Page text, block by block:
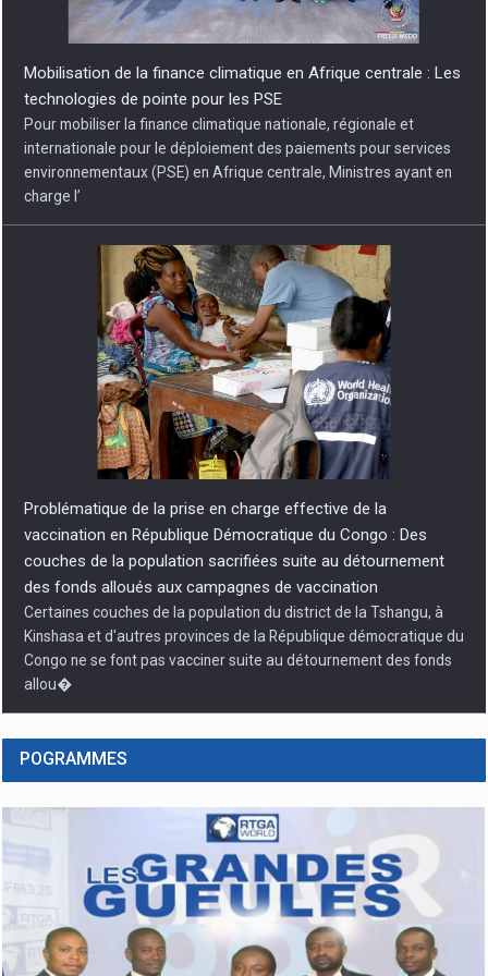
Mobilisation de la finance climatique en Afrique centrale : Les
technologies de pointe pour les PSE
Pour mobiliser la finance climatique nationale, régionale et
internationale pour le déploiement des paiements pour services
environnementaux (PSE) en Afrique centrale, Ministres ayant en
charge l’
Problématique de la prise en charge effective de la
vaccination en République Démocratique du Congo : Des
couches de la population sacrifiées suite au détournement
des fonds alloués aux campagnes de vaccination
Certaines couches de la population du district de la Tshangu, à
Kinshasa et d'autres provinces de la République démocratique du
Congo ne se font pas vacciner suite au détournement des fonds
allou�
POGRAMMES